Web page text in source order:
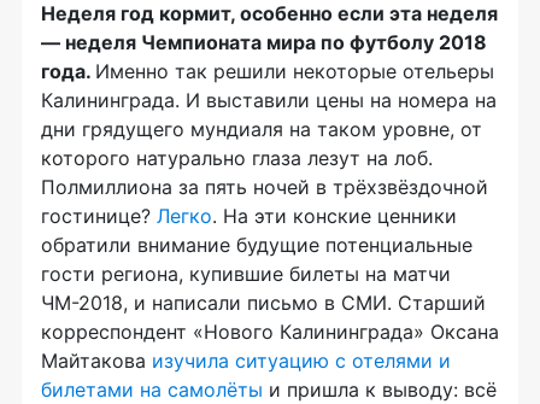
Неделя год кормит, особенно если эта неделя
— неделя Чемпионата мира по футболу 2018
года. Именно так решили некоторые отельеры
Калининграда. И выставили цены на номера на
дни грядущего мундиаля на таком уровне, от
которого натурально глаза лезут на лоб.
Полмиллиона за пять ночей в трёхзвёздочной
гостинице? Легко. На эти конские ценники
обратили внимание будущие потенциальные
гости региона, купившие билеты на матчи
ЧМ-2018, и написали письмо в СМИ. Старший
корреспондент «Нового Калининграда» Оксана
Майтакова изучила ситуацию с отелями и
билетами на самолёты и пришла к выводу: всё